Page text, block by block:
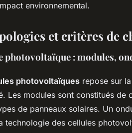
environnemental.
et critères de
photovoltaïque : modules,
photovoltaïques repose sur
Les modules sont constitués de
de panneaux solaires. Un
technologie des cellules